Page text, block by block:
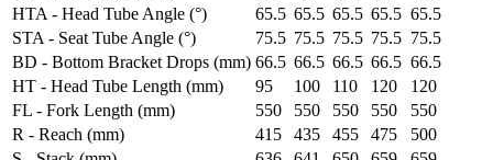
HTA - Head Tube Angle (°)
65.5 65.5 65.5 65.5 65.5
STA - Seat Tube Angle (°)
75.5 75.5 75.5 75.5 75.5
BD - Bottom Bracket Drops (mm) 66.5 66.5 66.5 66.5 66.5
HT - Head Tube Length (mm)
95 100 110 120
120
FL - Fork Length (mm)
550 550 550 550
550
R - Reach (mm)
415 435 455 475
500